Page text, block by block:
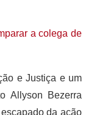
a colega de
e Justiça e um
Allyson Bezerra
da ação